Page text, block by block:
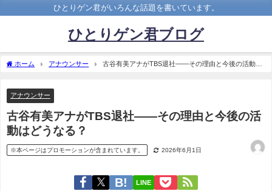
ひとりゲン君がいろんな話題を書いています。
ひとりゲン君ブログ
ホーム アナウンサー
古谷有美アナがTBS退社――その理由と今後の活動は
アナウンサー
古谷有美アナがTBS退社――その理由と今後の活
動はどうなる？
※本ページはプロモーションが含まれています。 2026年6月1日
LINE